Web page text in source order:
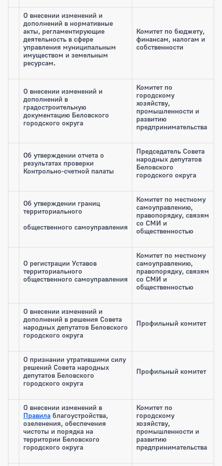
О внесении изменений и
дополнений в нормативные
акты, регламентирующие
деятельность в сфере
управления муниципальным
имуществом и земельным
ресурсам.
Комитет по бюджету,
финансам, налогам и
собственности
О внесении изменений и
дополнений в
градостроительную
документацию Беловского
городского округа
Комитет по
городскому
хозяйству,
промышленности и
развитию
предпринимательства
Об утверждении отчета о
результатах проверки
Контрольно-счетной палаты
Председатель Совета
народных депутатов
Беловского
городского округа
Об утверждении границ
территориального
общественного самоуправления
Комитет по местному
самоуправлению,
правопорядку, связям
со СМИ и
общественностью
О регистрации Уставов
территориального
общественного самоуправления
Комитет по местному
самоуправлению,
правопорядку, связям
со СМИ и
общественностью
О внесении изменений и
дополнений в решения Совета
народных депутатов Беловского
городского округа
Профильный комитет
О признании утратившими силу
решений Совета народных
депутатов Беловского
городского округа
Профильный комитет
О внесении изменений в
Правила благоустройства,
озеленения, обеспечения
чистоты и порядка на
территории Беловского
городского округа
Комитет по
городскому
хозяйству,
промышленности и
развитию
предпринимательства